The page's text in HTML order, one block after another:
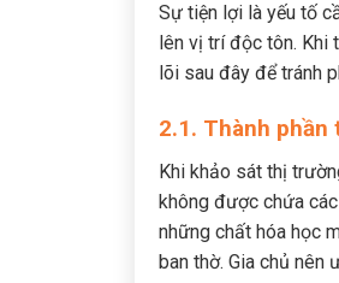
Sự tiện lợi là yếu tố
lên vị trí độc tôn. Khi
lõi sau đây để tránh
2.1. Thành
Khi khảo sát thị
không được chứa
những chất hóa học
ban thờ. Gia chủ